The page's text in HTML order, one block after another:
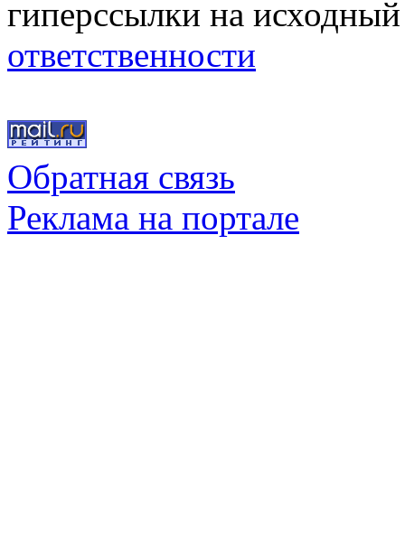
гиперссылки на
ответственности
Обратная связь
Реклама на портале